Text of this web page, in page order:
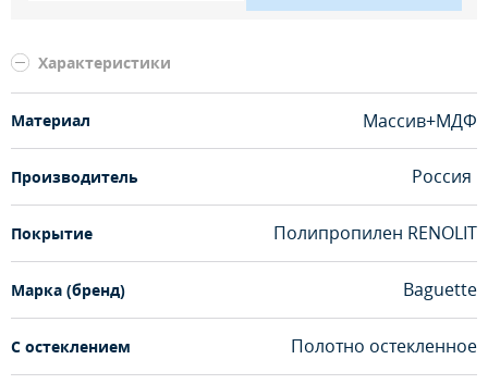
Характеристики
Материал Массив+МДФ
Производитель Россия
Покрытие Полипропилен RENOLIT
Марка (бренд) Baguette
С остеклением Полотно остекленное